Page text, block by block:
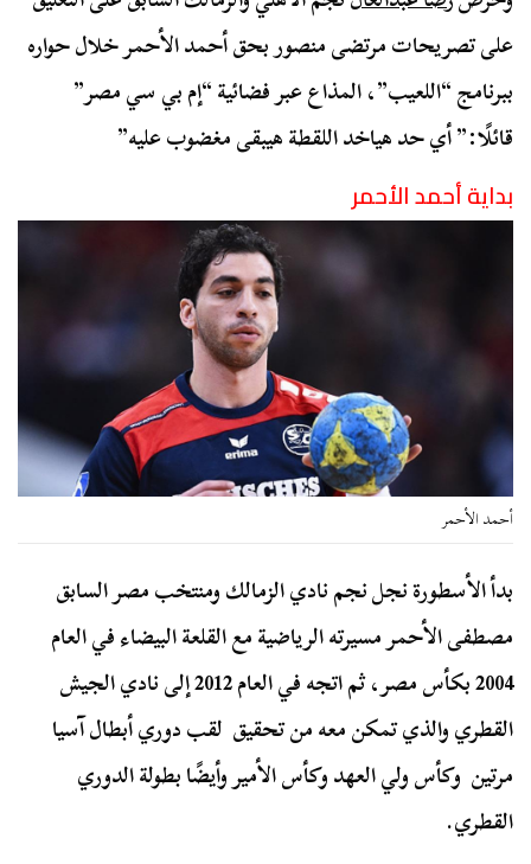
على تصريحات مرتضى منصور بحق أحمد الأحمر خلال حواره
ببرنامج “اللعيب”، المذاع عبر فضائية “إم بي سي مصر”
قائلًا:” أي حد هياخد اللقطة هيبقى مغضوب عليه”
بداية أحمد الأحمر
أحمد الأحمر
بدأ الأسطورة نجل نجم نادي الزمالك ومنتخب مصر السابق
مصطفى الأحمر مسيرته الرياضية مع القلعة البيضاء في العام
2004 بكأس مصر، ثم اتجه في العام 2012 إلى نادي الجيش
القطري والذي تمكن معه من تحقيق لقب دوري أبطال آسيا
مرتين وكأس ولي العهد وكأس الأمير وأيضًا بطولة الدوري
القطري.